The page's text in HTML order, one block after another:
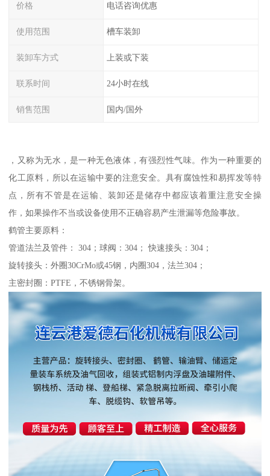
价格 电话咨询优惠
使用范围 槽车装卸
装卸车方式 上装或下装
联系时间 24小时在线
销售范围 国内/国外
，又称为无水，是一种无色液体，有强烈性气味。作为一种重要的
化工原料，所以在运输中要的注意安全。具有腐蚀性和易挥发等特
点，所有不管是在运输、装卸还是储存中都应该着重注意安全操
作，如果操作不当或设备使用不正确容易产生泄漏等危险事故。
鹤管主要原料：
管道法兰及管件： 304；球阀：304； 快速接头：304；
旋转接头：外圈30CrMo或45钢，内圈304，法兰304；
主密封圈：PTFE，不锈钢骨架。